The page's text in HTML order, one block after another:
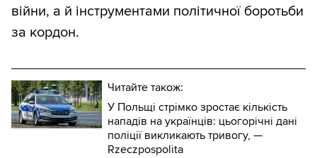
війни, а й інструментами політичної боротьби
за кордон.
Читайте також:
У Польщі стрімко зростає кількість
нападів на українців: цьогорічні дані
поліції викликають тривогу, —
Rzeczpospolita